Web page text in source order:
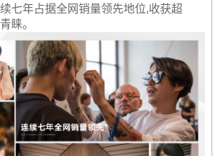
七年占据全网销量领先地位,收获超
睐。